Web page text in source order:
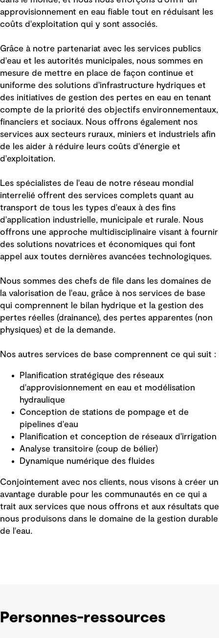
approvisionnement en eau fiable tout en réduisant les
coûts d'exploitation qui y sont associés.
Grâce à notre partenariat avec les services publics
d'eau et les autorités municipales, nous sommes en
mesure de mettre en place de façon continue et
uniforme des solutions d'infrastructure hydriques et
des initiatives de gestion des pertes en eau en tenant
compte de la priorité des objectifs environnementaux,
financiers et sociaux. Nous offrons également nos
services aux secteurs ruraux, miniers et industriels afin
de les aider à réduire leurs coûts d'énergie et
d'exploitation.
Les spécialistes de l'eau de notre réseau mondial
interrelié offrent des services complets quant au
transport de tous les types d'eaux à des fins
d'application industrielle, municipale et rurale. Nous
offrons une approche multidisciplinaire visant à fournir
des solutions novatrices et économiques qui font
appel aux toutes dernières avancées technologiques.
Nous sommes des chefs de file dans les domaines de
la valorisation de l'eau, grâce à nos services de base
qui comprennent le bilan hydrique et la gestion des
pertes réelles (drainance), des pertes apparentes (non
physiques) et de la demande.
Nos autres services de base comprennent ce qui suit :
Planification stratégique des réseaux
d'approvisionnement en eau et modélisation
hydraulique
Conception de stations de pompage et de
pipelines d'eau
Planification et conception de réseaux d'irrigation
Analyse transitoire (coup de bélier)
Dynamique numérique des fluides
Conjointement avec nos clients, nous visons à créer un
avantage durable pour les communautés en ce qui a
trait aux services que nous offrons et aux résultats que
nous produisons dans le domaine de la gestion durable
de l'eau.
Personnes-ressources